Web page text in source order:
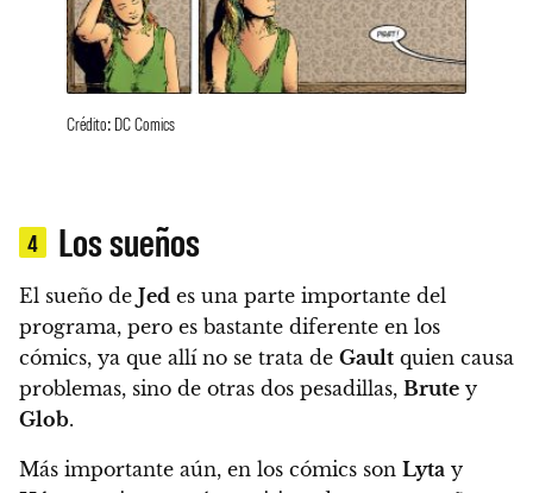
Crédito: DC Comics
4 Los sueños
El sueño de Jed es una parte importante del
programa, pero es bastante diferente en los
cómics, ya que allí no se trata de Gault quien causa
problemas, sino de otras dos pesadillas, Brute y
Glob.
Más importante aún, en los cómics son Lyta y